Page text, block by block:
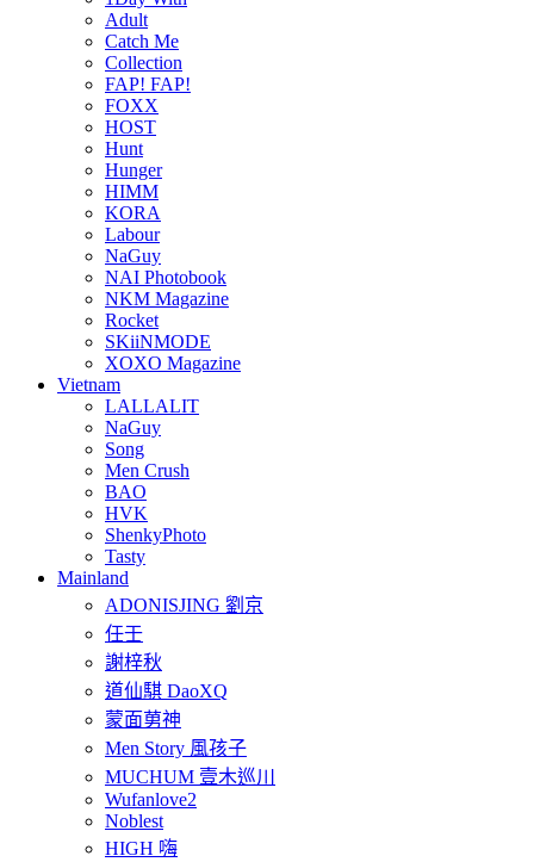
Adult
Catch Me
Collection
FAP! FAP!
FOXX
HOST
Hunt
Hunger
HIMM
KORA
Labour
NaGuy
NAI Photobook
NKM Magazine
Rocket
SKiiNMODE
XOXO Magazine
Vietnam
LALLALIT
NaGuy
Song
Men Crush
BAO
HVK
ShenkyPhoto
Tasty
Mainland
ADONISJING 劉京
任壬
謝梓秋
道仙騏 DaoXQ
蒙面莮神
Men Story 風孩子
MUCHUM 壹木巡川
Wufanlove2
Noblest
HIGH 嗨